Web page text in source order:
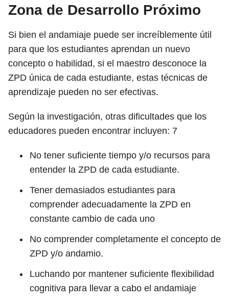
Zona de Desarrollo Próximo
Si bien el andamiaje puede ser increíblemente útil
para que los estudiantes aprendan un nuevo
concepto o habilidad, si el maestro desconoce la
ZPD única de cada estudiante, estas técnicas de
aprendizaje pueden no ser efectivas.
Según la investigación, otras dificultades que los
educadores pueden encontrar incluyen: 7
No tener suficiente tiempo y/o recursos para
entender la ZPD de cada estudiante.
Tener demasiados estudiantes para
comprender adecuadamente la ZPD en
constante cambio de cada uno
No comprender completamente el concepto de
ZPD y/o andamio.
Luchando por mantener suficiente flexibilidad
cognitiva para llevar a cabo el andamiaje